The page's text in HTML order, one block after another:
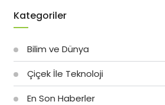
Kategoriler
Bilim ve Dünya
Çiçek İle Teknoloji
En Son Haberler